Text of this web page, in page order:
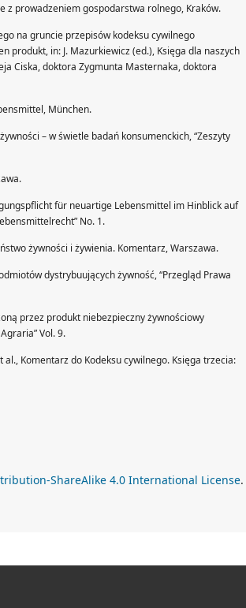
z prowadzeniem gospodarstwa rolnego, Kraków.
na gruncie przepisów kodeksu cywilnego
produkt, in: J. Mazurkiewicz (ed.), Księga dla naszych
Ciska, doktora Zygmunta Masternaka, doktora
München.
– w świetle badań konsumenckich, “Zeszyty
für neuartige Lebensmittel im Hinblick auf
No. 1.
żywności i żywienia. Komentarz, Warszawa.
dystrybuujących żywność, “Przegląd Prawa
przez produkt niebezpieczny żywnościowy
Vol. 9.
Komentarz do Kodeksu cywilnego. Księga trzecia:
ShareAlike 4.0 International License.